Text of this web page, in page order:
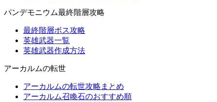
パンデモニウム最終階層攻略
最終階層ボス攻略
英雄武器一覧
英雄武器作成方法
アーカルムの転世
アーカルムの転世攻略まとめ
アーカルム召喚石のおすすめ順